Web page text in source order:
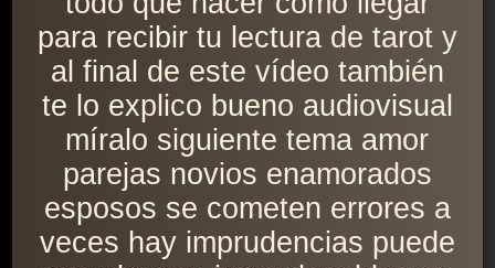
para recibir tu lectura de tarot y
al final de este vídeo también
te lo explico bueno audiovisual
míralo siguiente tema amor
parejas novios enamorados
esposos se cometen errores a
veces hay imprudencias puede